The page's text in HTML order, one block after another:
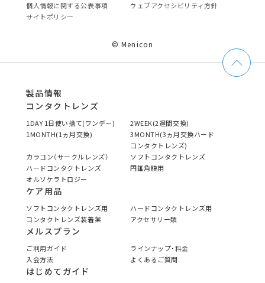
個⼈情報に関する公表事項
ウェブアクセシビリティ方針
サイトポリシー
© Menicon
製品情報
コンタクトレンズ
1DAY 1日使い捨て(ワンデー)
2WEEK(2週間交換)
1MONTH(1ヵ月交換)
3MONTH(3ヵ月交換ハード
コンタクトレンズ)
カラコン（サークルレンズ）
ソフトコンタクトレンズ
ハードコンタクトレンズ
円錐角膜用
オルソケラトロジー
ケア用品
ソフトコンタクトレンズ用
ハードコンタクトレンズ用
コンタクトレンズ装着薬
アクセサリー類
メルスプラン
ご利用ガイド
ラインナップ・料金
入会方法
よくあるご質問
はじめてガイド